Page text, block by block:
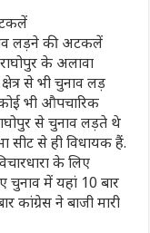
लड़ने की अटकलें
के अलावा
से भी चुनाव लड़
भी औपचारिक
से चुनाव लड़ते थे
सीट से ही विधायक हैं.
के लिए
चुनाव में यहां 10 बार
कांग्रेस ने बाजी मारी